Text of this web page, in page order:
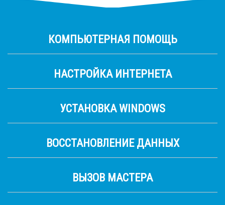
КОМПЬЮТЕРНАЯ ПОМОЩЬ
НАСТРОЙКА ИНТЕРНЕТА
УСТАНОВКА WINDOWS
ВОССТАНОВЛЕНИЕ ДАННЫХ
ВЫЗОВ МАСТЕРА